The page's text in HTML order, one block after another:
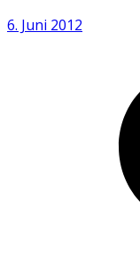
6. Juni 2012